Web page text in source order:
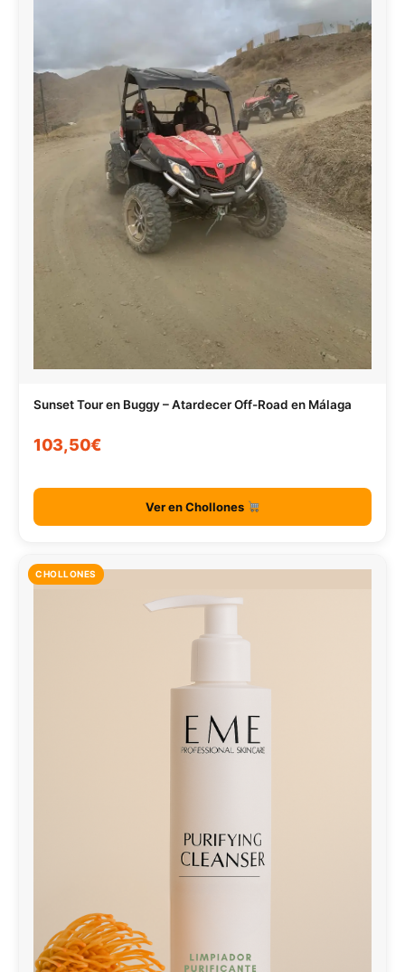
Sunset Tour en Buggy – Atardecer Off-Road en Málaga
103,50€
Ver en Chollones
CHOLLONES